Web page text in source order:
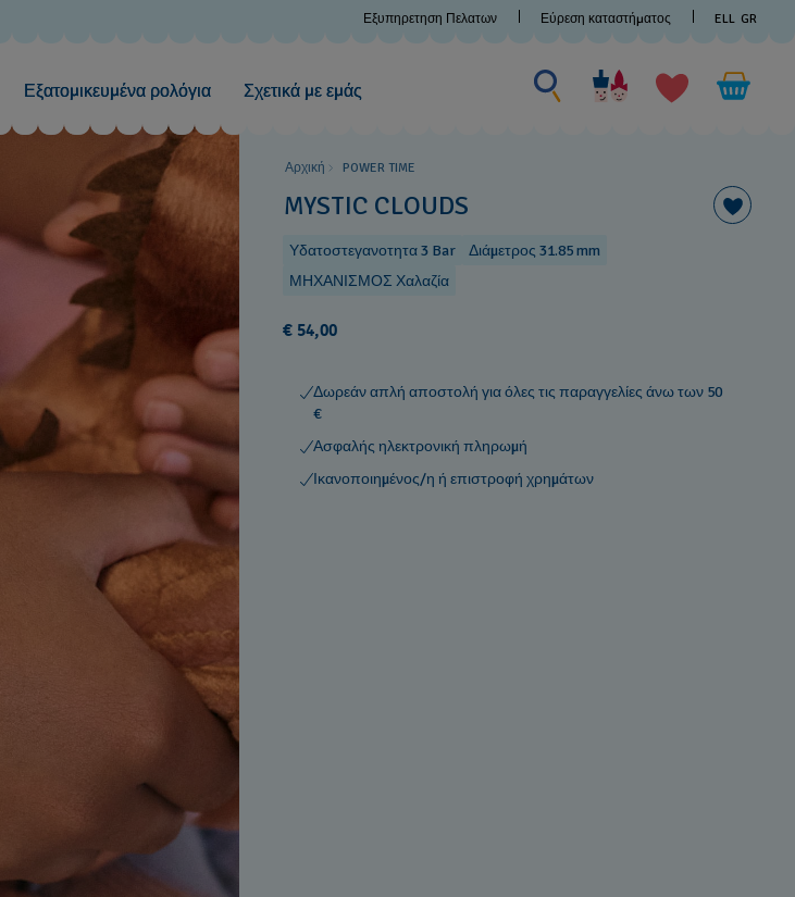
Εξυπηρετηση Πελατων Εύρεση καταστήματος ELL GR
Εξατομικευμένα ρολόγια Σχετικά με εμάς
Αρχική POWER TIME
MYSTIC CLOUDS
Υδατοστεγανοτητα 3 Bar
Διάμετρος 31.85 mm
ΜΗΧΑΝΙΣΜΟΣ Χαλαζία
€ 54,00
Δωρεάν απλή αποστολή για όλες τις παραγγελίες άνω των 50
€
Ασφαλής ηλεκτρονική πληρωμή
Ικανοποιημένος/η ή επιστροφή χρημάτων